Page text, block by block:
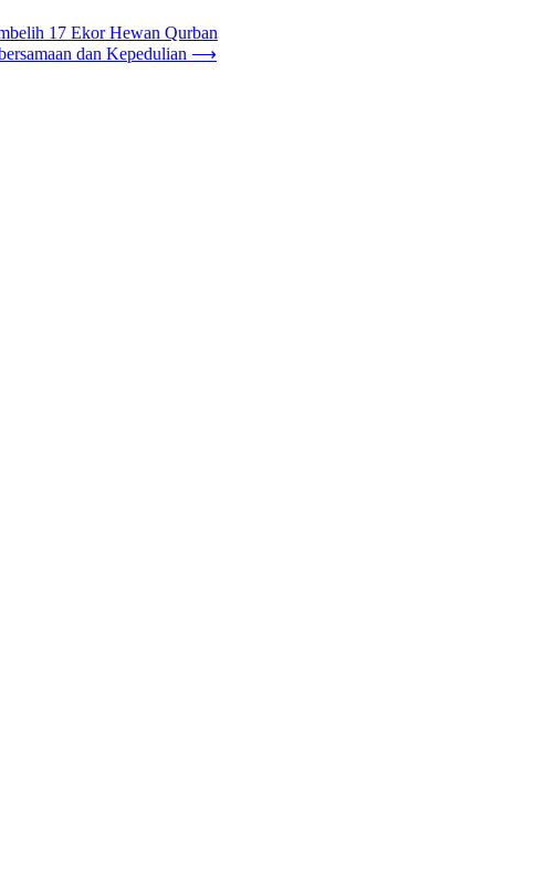
17 Ekor Hewan Qurban
dan Kepedulian ⟶